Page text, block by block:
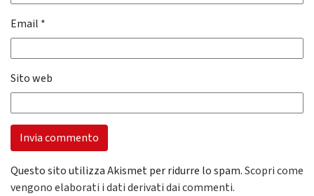
Email *
Sito web
Questo sito utilizza Akismet per ridurre lo spam.Scopri come
vengono elaborati i dati derivati dai commenti.